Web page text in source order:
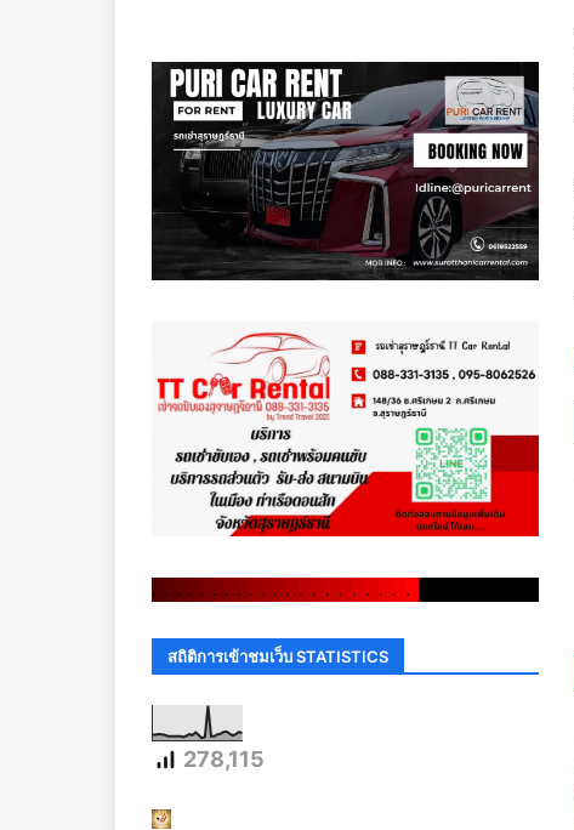
. . . . . . . . . . . . . . . . . . . . .
สถิติการเข้าชมเว็บ STATISTICS
278,115